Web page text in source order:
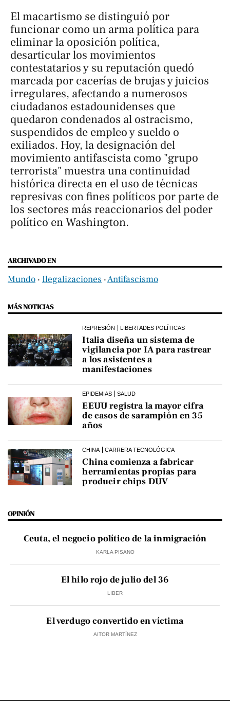
El macartismo se distinguió por
funcionar como un arma política para
eliminar la oposición política,
desarticular los movimientos
contestatarios y su reputación quedó
marcada por cacerías de brujas y juicios
irregulares, afectando a numerosos
ciudadanos estadounidenses que
quedaron condenados al ostracismo,
suspendidos de empleo y sueldo o
exiliados. Hoy, la designación del
movimiento antifascista como "grupo
terrorista" muestra una continuidad
histórica directa en el uso de técnicas
represivas con fines políticos por parte de
los sectores más reaccionarios del poder
político en Washington.
ARCHIVADO EN
Mundo ‧ Ilegalizaciones ‧Antifascismo
MÁS NOTICIAS
REPRESIÓN LIBERTADES POLÍTICAS
Italia diseña un sistema de
vigilancia por IA para rastrear
a los asistentes a
manifestaciones
EPIDEMIAS SALUD
EEUU registra la mayor cifra
de casos de sarampión en 35
años
CHINA CARRERA TECNOLÓGICA
China comienza a fabricar
herramientas propias para
producir chips DUV
OPINIÓN
Ceuta, el negocio político de la inmigración
KARLA PISANO
El hilo rojo de julio del 36
LIBER
El verdugo convertido en víctima
AITOR MARTÍNEZ